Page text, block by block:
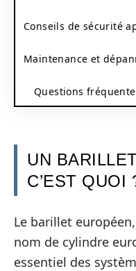
Conseils de sécurité
Maintenance et
Questions
UN
C’EST QUOI
Le barillet
nom de cylindre
essentiel des